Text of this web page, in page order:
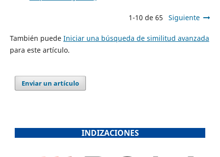
1-10 de 65 Siguiente
También puede Iniciar una búsqueda de similitud avanzada
para este artículo.
Enviar un artículo
INDIZACIONES